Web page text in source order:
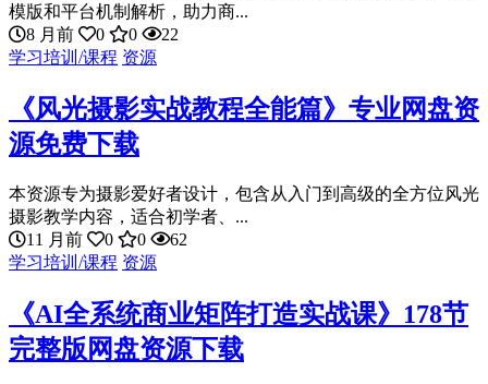
模版和平台机制解析，助力商...
8 月前
0 0
22
学习培训/课程 资源
《风光摄影实战教程全能篇》专业网盘资
源免费下载
本资源专为摄影爱好者设计，包含从入门到高级的全方位风光
摄影教学内容，适合初学者、...
11 月前
0 0
62
学习培训/课程 资源
《AI全系统商业矩阵打造实战课》178节
完整版网盘资源下载